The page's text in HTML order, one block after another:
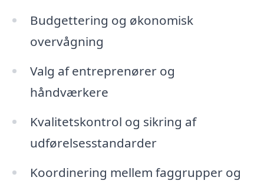
Budgettering og økonomisk
overvågning
Valg af entreprenører og
håndværkere
Kvalitetskontrol og sikring af
udførelsesstandarder
Koordinering mellem faggrupper og